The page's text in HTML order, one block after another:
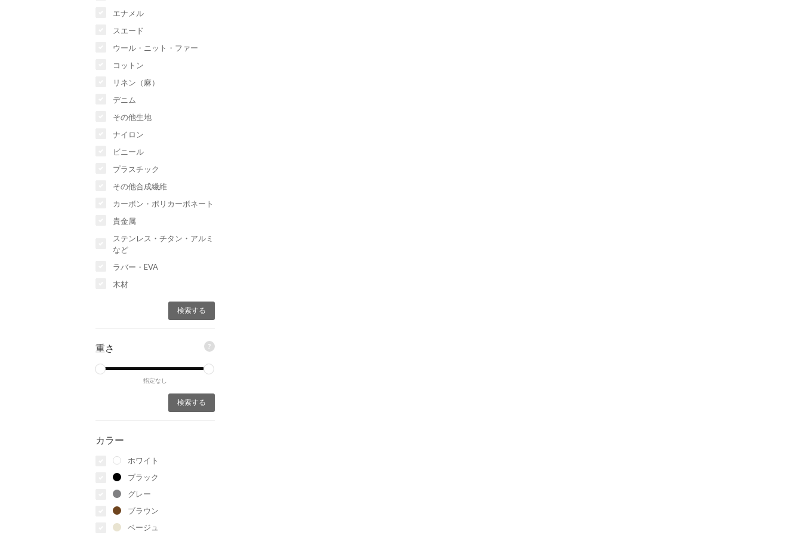
エナメル
スエード
ウール・ニット・ファー
コットン
リネン（麻）
デニム
その他生地
ナイロン
ビニール
プラスチック
その他合成繊維
カーボン・ポリカーボネート
貴金属
ステンレス・チタン・アルミ
など
ラバー・EVA
木材
重さ ?
指定なし
カラー
ホワイト
ブラック
グレー
ブラウン
ベージュ